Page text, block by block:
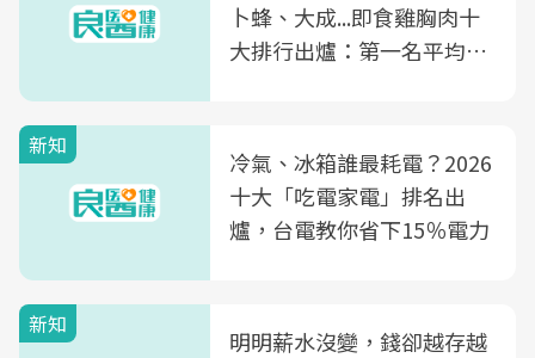
卜蜂、大成...即食雞胸肉十
大排行出爐：第一名平均一
新知
冷氣、冰箱誰最耗電？2026
十大「吃電家電」排名出
爐，台電教你省下15％電力
新知
明明薪水沒變，錢卻越存越